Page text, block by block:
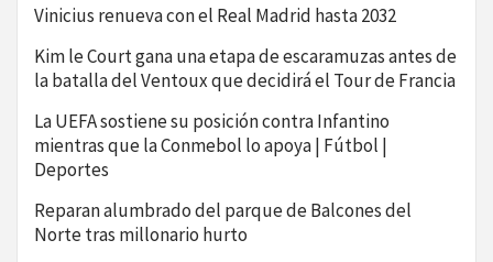
Vinicius renueva con el Real Madrid hasta 2032
Kim le Court gana una etapa de escaramuzas antes de
la batalla del Ventoux que decidirá el Tour de Francia
La UEFA sostiene su posición contra Infantino
mientras que la Conmebol lo apoya | Fútbol |
Deportes
Reparan alumbrado del parque de Balcones del
Norte tras millonario hurto